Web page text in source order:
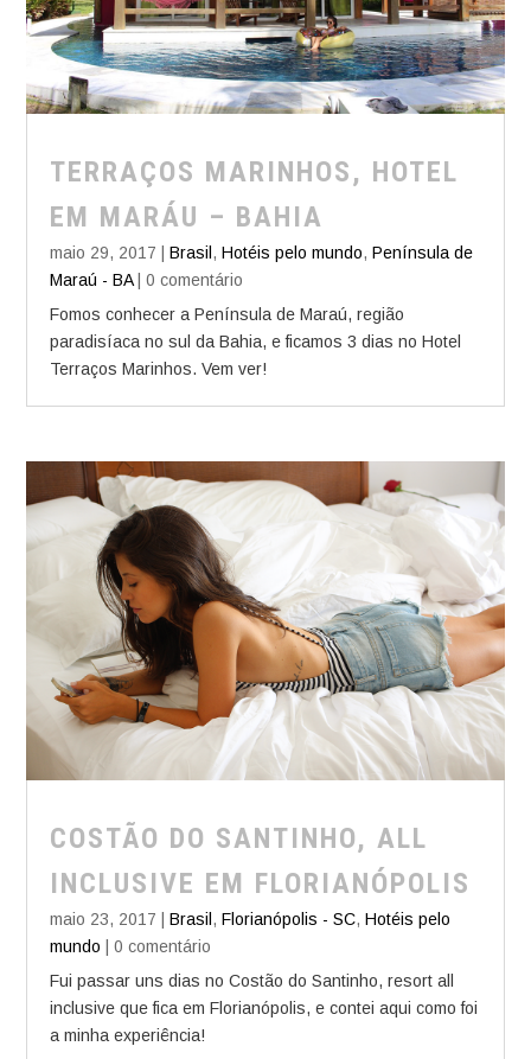
TERRAÇOS MARINHOS, HOTEL
EM MARÁU – BAHIA
maio 29, 2017 |Brasil ,Hotéis pelo mundo,Península de
Maraú - BA| 0 comentário
Fomos conhecer a Península de Maraú, região
paradisíaca no sul da Bahia, e ficamos 3 dias no Hotel
Terraços Marinhos. Vem ver!
COSTÃO DO SANTINHO, ALL
INCLUSIVE EM FLORIANÓPOLIS
maio 23, 2017 |Brasil ,Florianópolis - SC,Hotéis pelo
mundo | 0 comentário
Fui passar uns dias no Costão do Santinho, resort all
inclusive que fica em Florianópolis, e contei aqui como foi
a minha experiência!